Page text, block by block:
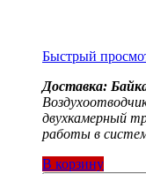
Быстрый
Доставка:
двухкамерный
работы в
В корзину